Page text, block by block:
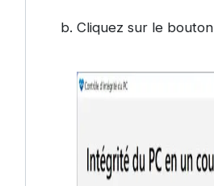
Cliquez sur le bouton